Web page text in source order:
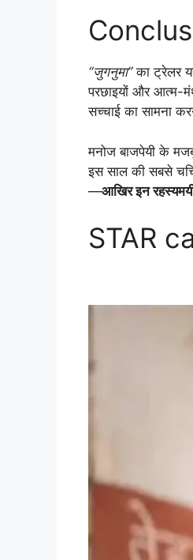
“जुगनुमा”का ट्रेलर
परछाइयों और आत्म-
सच्चाई का सामना
मनोज बाजपेयी के
इस साल की सबसे
—आखिर इन
STAR